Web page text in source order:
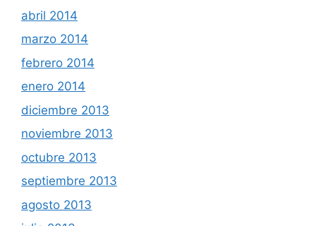
abril 2014
marzo 2014
febrero 2014
enero 2014
diciembre 2013
noviembre 2013
octubre 2013
septiembre 2013
agosto 2013